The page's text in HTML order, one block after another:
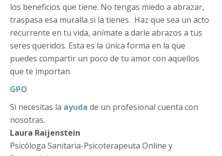
los beneficios que tiene. No tengas miedo a abrazar,
traspasa esa muralla si la tienes. Haz que sea un acto
recurrente en tu vida, anímate a darle abrazos a tus
seres queridos. Esta es la única forma en la que
puedes compartir un poco de tu amor con aquellos
que te importan.
GPO
Si necesitas la ayuda de un profesional cuenta con
nosotras.
Laura Raijenstein
Psicóloga Sanitaria-Psicoterapeuta Online y